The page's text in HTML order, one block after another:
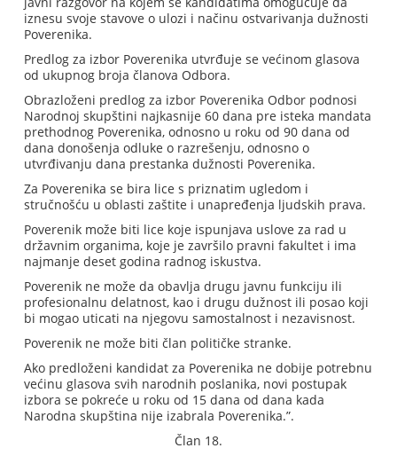
iznesu svoje stavove o ulozi i načinu ostvarivanja dužnosti
Poverenika.
Predlog za izbor Poverenika utvrđuje se većinom glasova
od ukupnog broja članova Odbora.
Obrazloženi predlog za izbor Poverenika Odbor podnosi
Narodnoj skupštini najkasnije 60 dana pre isteka mandata
prethodnog Poverenika, odnosno u roku od 90 dana od
dana donošenja odluke o razrešenju, odnosno o
utvrđivanju dana prestanka dužnosti Poverenika.
Za Poverenika se bira lice s priznatim ugledom i
stručnošću u oblasti zaštite i unapređenja ljudskih prava.
Poverenik može biti lice koje ispunjava uslove za rad u
državnim organima, koje je završilo pravni fakultet i ima
najmanje deset godina radnog iskustva.
Poverenik ne može da obavlja drugu javnu funkciju ili
profesionalnu delatnost, kao i drugu dužnost ili posao koji
bi mogao uticati na njegovu samostalnost i nezavisnost.
Poverenik ne može biti član političke stranke.
Ako predloženi kandidat za Poverenika ne dobije potrebnu
većinu glasova svih narodnih poslanika, novi postupak
izbora se pokreće u roku od 15 dana od dana kada
Narodna skupština nije izabrala Poverenika.”.
Član 18.